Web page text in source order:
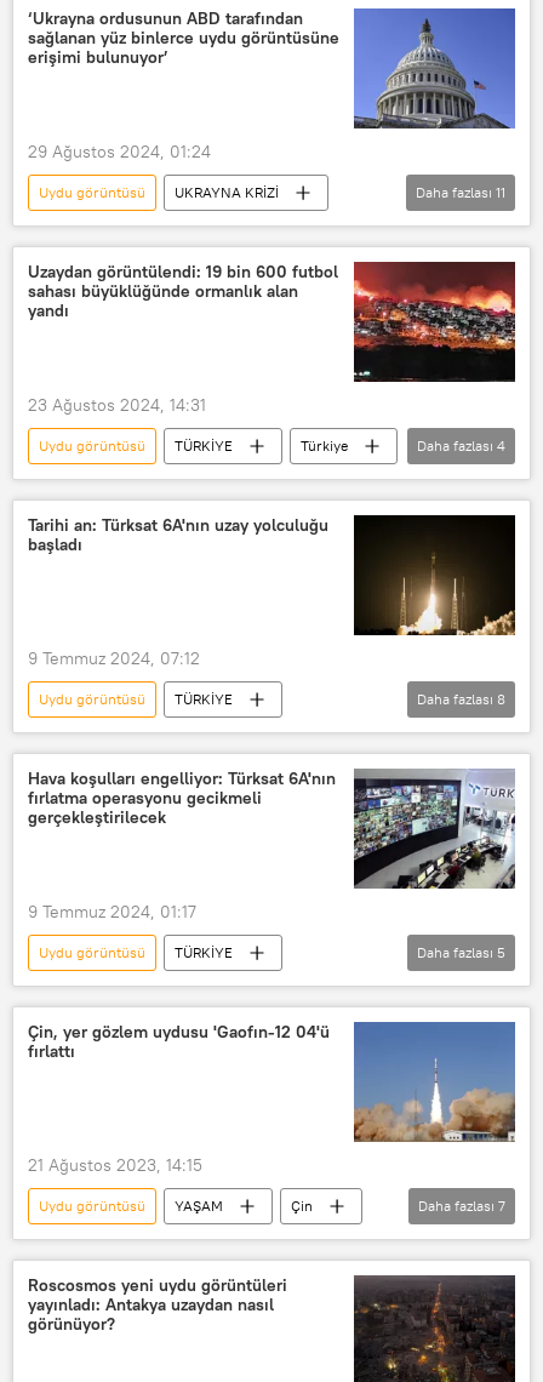
Donald Trump
Vladimir Zelenskiy
Ukrayna ordusu
‘Ukrayna ordusunun ABD tarafından
sağlanan yüz binlerce uydu görüntüsüne
erişimi bulunuyor’
29 Ağustos 2024, 01:24
Uydu görüntüsü
UKRAYNA KRİZİ
ABD
Ulusal güvenlik
Konferans
Rusya
Ukrayna
Kursk
Ukrayna ordusu
Daha fazlası 11
Uzaydan görüntülendi: 19 bin 600 futbol
sahası büyüklüğünde ormanlık alan
yandı
23 Ağustos 2024, 14:31
Uydu görüntüsü TÜRKİYE
Türkiye
Orman yangını
İstanbul Teknik Üniversitesi (İTÜ)
Sentinel -2 uydusu
Daha fazlası 4
Tarihi an: Türksat 6A'nın uzay yolculuğu
başladı
9 Temmuz 2024, 07:12
Uydu görüntüsü
TÜRKİYE
TÜRKSAT
Türksat
Türksat
Türksat
Türksat 6A
Uydu
Daha fazlası 8
Hava koşulları engelliyor: Türksat 6A'nın
fırlatma operasyonu gecikmeli
gerçekleştirilecek
9 Temmuz 2024, 01:17
Uydu görüntüsü
TÜRKİYE
TÜRKSAT
Türksat 6A
Türksat 5B
Daha fazlası 5
Çin, yer gözlem uydusu 'Gaofın-12 04'ü
fırlattı
21 Ağustos 2023, 14:15
Uydu görüntüsü YAŞAM
Çin
Uydu
Uzay
gözlem
Roket
Xinhua
uydu vericisi
Teknoloji
Daha fazlası 7
Roscosmos yeni uydu görüntüleri
yayınladı: Antakya uzaydan nasıl
görünüyor?